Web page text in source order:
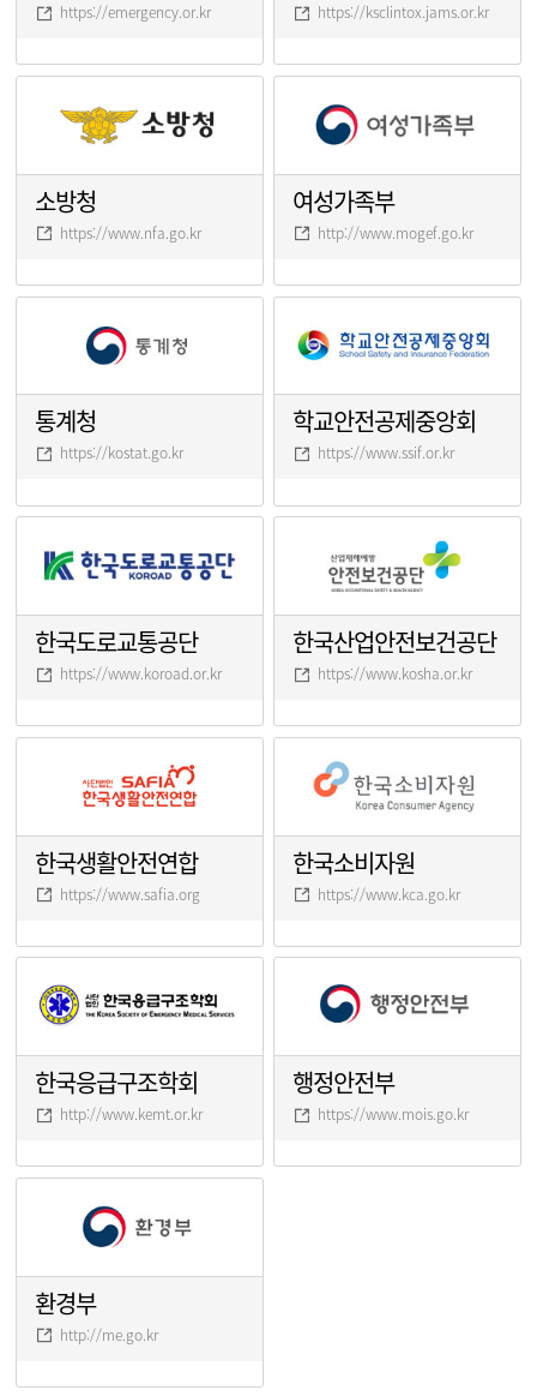
https://emergency.or.kr https://ksclintox.jams.or.kr
소방청
https://www.nfa.go.kr
여성가족부
http://www.mogef.go.kr
통계청
https://kostat.go.kr
학교안전공제중앙회
https://www.ssif.or.kr
한국도로교통공단
https://www.koroad.or.kr
한국산업안전보건공단
https://www.kosha.or.kr
한국생활안전연합
https://www.safia.org
한국소비자원
https://www.kca.go.kr
한국응급구조학회
http://www.kemt.or.kr
행정안전부
https://www.mois.go.kr
환경부
http://me.go.kr